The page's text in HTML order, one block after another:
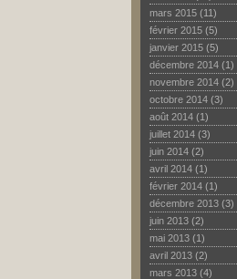
mars 2015 (11)
février 2015 (5)
janvier 2015 (5)
décembre 2014 (1)
novembre 2014 (2)
octobre 2014 (3)
août 2014 (1)
juillet 2014 (3)
juin 2014 (2)
avril 2014 (1)
février 2014 (1)
décembre 2013 (3)
juin 2013 (2)
mai 2013 (1)
avril 2013 (2)
mars 2013 (4)